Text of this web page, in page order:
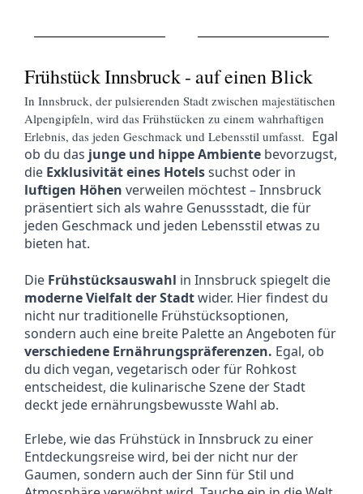
Frühstück Innsbruck - auf einen Blick
In Innsbruck, der pulsierenden Stadt zwischen majestätischen
Alpengipfeln, wird das Frühstücken zu einem wahrhaftigen
Erlebnis, das jeden Geschmack und Lebensstil umfasst. Egal
ob du das junge und hippe Ambiente bevorzugst,
die Exklusivität eines Hotelssuchst oder in
luftigen Höhen verweilen möchtest – Innsbruck
präsentiert sich als wahre Genussstadt, die für
jeden Geschmack und jeden Lebensstil etwas zu
bieten hat.
Die Frühstücksauswahl in Innsbruck spiegelt die
moderne Vielfalt der Stadtwider. Hier findest du
nicht nur traditionelle Frühstücksoptionen,
sondern auch eine breite Palette an Angeboten für
verschiedene Ernährungspräferenzen. Egal, ob
du dich vegan, vegetarisch oder für Rohkost
entscheidest, die kulinarische Szene der Stadt
deckt jede ernährungsbewusste Wahl ab.
Erlebe, wie das Frühstück in Innsbruck zu einer
Entdeckungsreise wird, bei der nicht nur der
Gaumen, sondern auch der Sinn für Stil und